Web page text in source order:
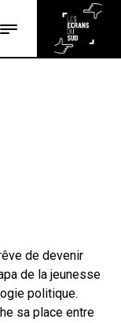
de devenir
de la jeunesse
politique.
sa place entre